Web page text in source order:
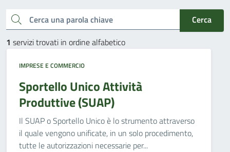
Cerca una parola chiave
Cerca
1 servizi trovati in ordine alfabetico
IMPRESE E COMMERCIO
Sportello Unico Attività
Produttive (SUAP)
Il SUAP o Sportello Unico è lo strumento attraverso
il quale vengono unificate, in un solo procedimento,
tutte le autorizzazioni necessarie per...